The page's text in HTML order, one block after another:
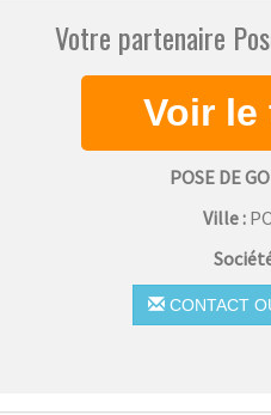
Votre partenaire
POSE DE
Ville :
CONTACT